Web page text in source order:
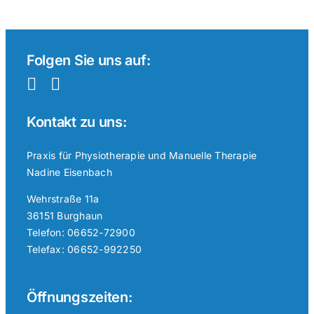
Folgen Sie uns auf:
Kontakt zu uns:
Praxis für Physiotherapie und Manuelle Therapie
Nadine Eisenbach
Wehrstraße 11a
36151 Burghaun
Telefon: 06652-72900
Telefax: 06652-992250
Öffnungszeiten: